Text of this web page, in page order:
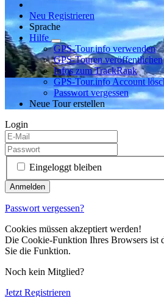
Neu Registrieren
Sprache
Hilfe
GPS-Tour.info verwenden
GPS-Touren veröffentlichen
Infos zum TrackRank
GPS-Tour.info Account
Passwort vergessen
Neue Tour erstellen
Login
Eingeloggt bleiben
Passwort vergessen?
Cookies müssen akzeptiert werden!
Die Cookie-Funktion Ihres Browsers ist
Sie die Funktion.
Noch kein Mitglied?
Jetzt Registrieren